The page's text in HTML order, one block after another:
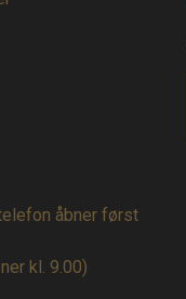
åbner først
kl. 9.00)